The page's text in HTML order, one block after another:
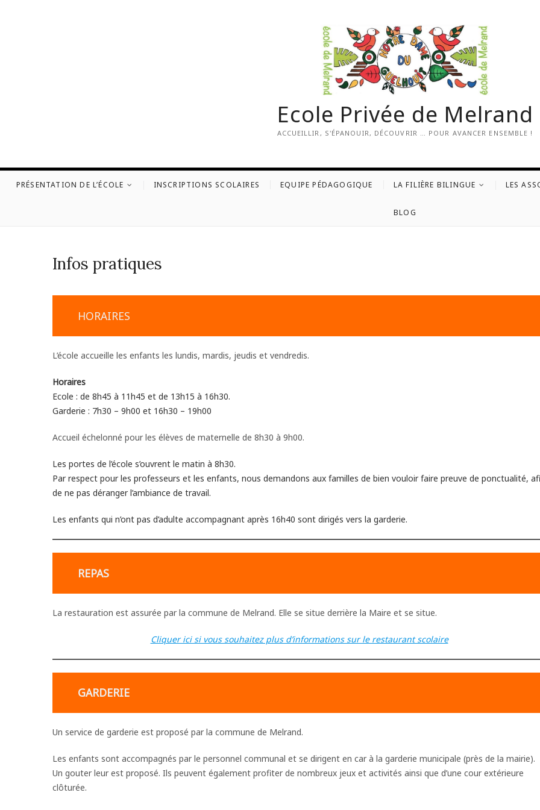
Ecole Privée de Melrand
ACCUEILLIR, S'ÉPANOUIR, DÉCOUVRIR … POUR AVANCER ENSEMBLE !
PRÉSENTATION DE L’ÉCOLE INSCRIPTIONS SCOLAIRES EQUIPE PÉDAGOGIQUE LA FILIÈRE BILINGUE LES
BLOG
Infos pratiques
HORAIRES
L’école accueille les enfants les lundis, mardis, jeudis et vendredis.
Horaires
Ecole : de 8h45 à 11h45 et de 13h15 à 16h30.
Garderie : 7h30 – 9h00 et 16h30 – 19h00
Accueil échelonné pour les élèves de maternelle de 8h30 à 9h00.
Les portes de l’école s’ouvrent le matin à 8h30.
Par respect pour les professeurs et les enfants, nous demandons aux familles de bien vouloir faire preuve de ponctualité,
de ne pas déranger l’ambiance de travail.
Les enfants qui n’ont pas d’adulte accompagnant après 16h40 sont dirigés vers la garderie.
REPAS
La restauration est assurée par la commune de Melrand. Elle se situe derrière la Maire et se situe.
Cliquer ici si vous souhaitez plus d’informations sur le restaurant scolaire
GARDERIE
Un service de garderie est proposé par la commune de Melrand.
Les enfants sont accompagnés par le personnel communal et se dirigent en car à la garderie municipale (près de la mairie).
Un gouter leur est proposé. Ils peuvent également profiter de nombreux jeux et activités ainsi que d’une cour extérieure
clôturée.